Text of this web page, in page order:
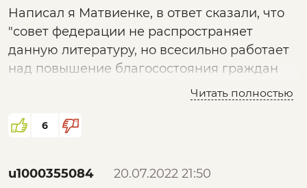
Написал я Матвиенке, в ответ сказали, что
"совет федерации не распространяет
данную литературу, но всесильно работает
над повышение благосостояния граждан
Читать полностью
6
u1000355084
20.07.2022 21:50